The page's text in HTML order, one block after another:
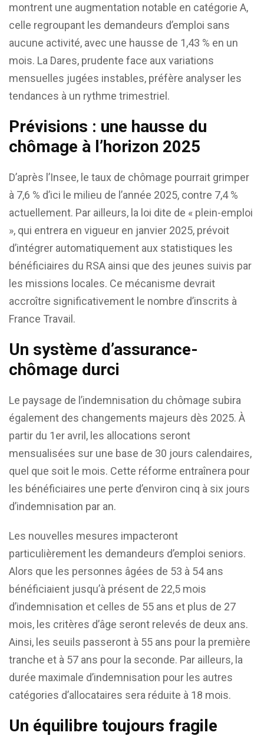
montrent une augmentation notable en catégorie A,
celle regroupant les demandeurs d’emploi sans
aucune activité, avec une hausse de 1,43 % en un
mois. La Dares, prudente face aux variations
mensuelles jugées instables, préfère analyser les
tendances à un rythme trimestriel.
Prévisions : une hausse du
chômage à l’horizon 2025
D’après l’Insee, le taux de chômage pourrait grimper
à 7,6 % d’ici le milieu de l’année 2025, contre 7,4 %
actuellement. Par ailleurs, la loi dite de « plein-emploi
», qui entrera en vigueur en janvier 2025, prévoit
d’intégrer automatiquement aux statistiques les
bénéficiaires du RSA ainsi que des jeunes suivis par
les missions locales. Ce mécanisme devrait
accroître significativement le nombre d’inscrits à
France Travail.
Un système d’assurance-
chômage durci
Le paysage de l’indemnisation du chômage subira
également des changements majeurs dès 2025. À
partir du 1er avril, les allocations seront
mensualisées sur une base de 30 jours calendaires,
quel que soit le mois. Cette réforme entraînera pour
les bénéficiaires une perte d’environ cinq à six jours
d’indemnisation par an.
Les nouvelles mesures impacteront
particulièrement les demandeurs d’emploi seniors.
Alors que les personnes âgées de 53 à 54 ans
bénéficiaient jusqu’à présent de 22,5 mois
d’indemnisation et celles de 55 ans et plus de 27
mois, les critères d’âge seront relevés de deux ans.
Ainsi, les seuils passeront à 55 ans pour la première
tranche et à 57 ans pour la seconde. Par ailleurs, la
durée maximale d’indemnisation pour les autres
catégories d’allocataires sera réduite à 18 mois.
Un équilibre toujours fragile